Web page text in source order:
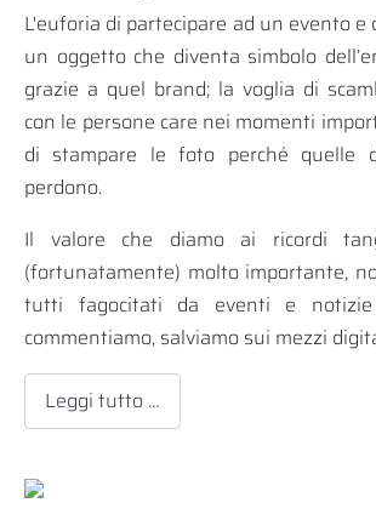
L'euforia di partecipare ad un evento e
un oggetto che diventa simbolo
grazie a quel brand; la voglia di
con le persone care nei momenti
di stampare le foto perché quelle
perdono.
Il valore che diamo ai ricordi
(fortunatamente) molto importante,
tutti fagocitati da eventi e notizie
commentiamo, salviamo sui mezzi
Leggi tutto …